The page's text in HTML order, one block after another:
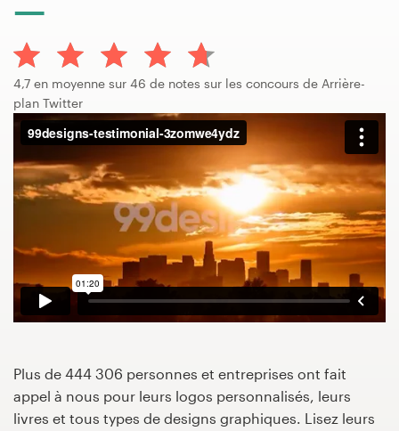
4,7 en moyenne sur 46 de notes sur les concours de Arrière-
plan Twitter
Plus de 444 306 personnes et entreprises ont fait
appel à nous pour leurs logos personnalisés, leurs
livres et tous types de designs graphiques. Lisez leurs
Services
de
design
Concours de design
Trouver un designer
99designs Studio
99designs Pro